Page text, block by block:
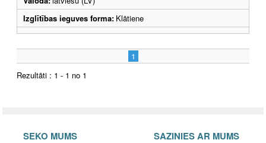
Izglītības ieguves forma: Klātiene
1
Rezultāti : 1 - 1 no 1
SEKO MUMS SAZINIES AR MUMS